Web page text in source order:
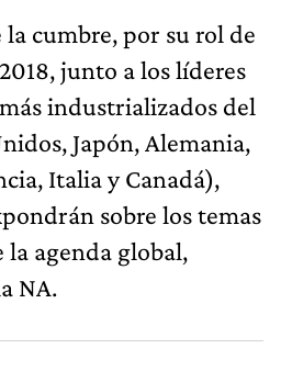
cumbre, por su rol de
junto a los líderes
industrializados del
Japón, Alemania,
Italia y Canadá),
sobre los temas
la agenda global,
NA.